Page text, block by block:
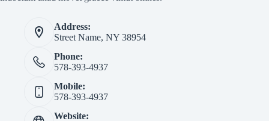
Address:
Street Name, NY 38954
Phone:
578-393-4937
Mobile:
578-393-4937
Website: